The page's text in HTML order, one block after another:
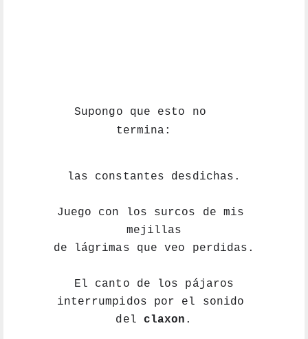
Supongo que esto no
termina:
las constantes desdichas.
Juego con los surcos de mis
mejillas
de lágrimas que veo perdidas.
El canto de los pájaros
interrumpidos por el sonido
del claxon .